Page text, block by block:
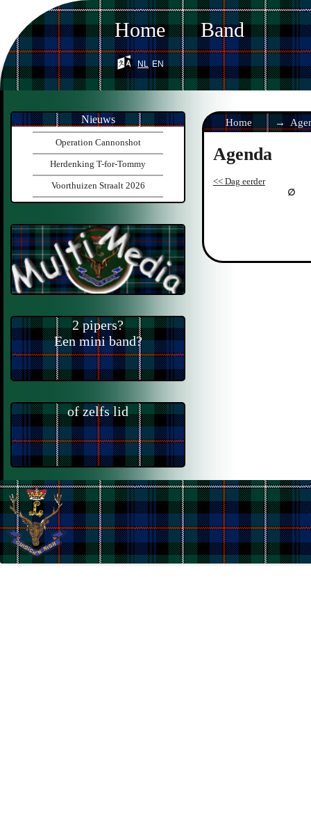
Home Band
nl en
Home
Agenda
<< Dag eerder
Nieuws
Operation Cannonshot
Herdenking T-for-Tommy
Voorthuizen Straalt 2026
2 pipers?
Een mini band?
of zelfs lid